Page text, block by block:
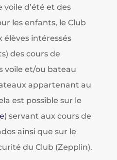
d’été et des
les enfants, le Club
élèves intéressés
des cours de
voile et/ou bateau
appartenant au
est possible sur le
) servant aux cours de
ainsi que sur le
du Club (Zepplin).